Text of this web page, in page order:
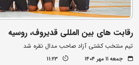
رقابت های بین المللی قدیروف، روسیه
تیم منتخب کشتی آزاد صاحب مدال نقره شد
جمعه ۱۱ مهر ۱۴۰۴ 11:23